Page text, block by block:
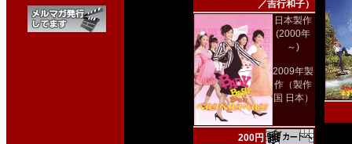
／吉行和子）
日本製作
(2000年
～)
2009年製
作（製作
国 日本）
200円